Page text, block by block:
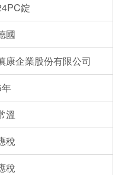
錠
國
康企業股份有限公司
溫
稅
稅